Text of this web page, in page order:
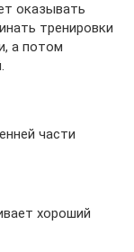
оказывать
тренировки
а потом
части
хороший